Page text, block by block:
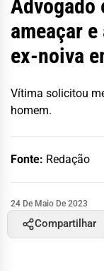
Advogado
ameaçar
ex-noiva
Vítima solicitou
homem.
Fonte: Redação
24 De Maio De 2023
Compartilhar